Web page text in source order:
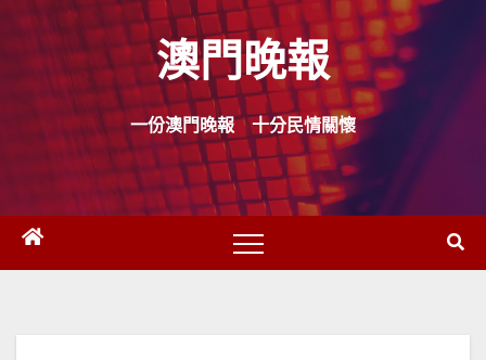
Skip
content
澳門晚報
一份澳門晚報 十分民情關懷